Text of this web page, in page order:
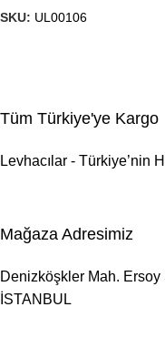
SKU: UL00106
Tüm Türkiye'ye Kargo
Levhacılar - Türkiye’nin
Mağaza Adresimiz
Denizköşkler Mah. Ersoy
İSTANBUL